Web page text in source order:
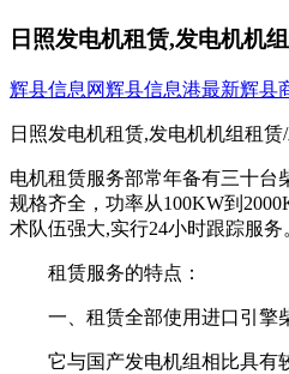
日照发电机租赁,发电机机
辉县信息网辉县信息港最新辉县
日照发电机租赁,发电机机组租赁
电机租赁服务部常年备有三十台
规格齐全，功率从100KW到
术队伍强大,实行24小时跟踪服务
租赁服务的特点：
一、租赁全部使用进口引擎柴
它与国产发电机组相比具有较